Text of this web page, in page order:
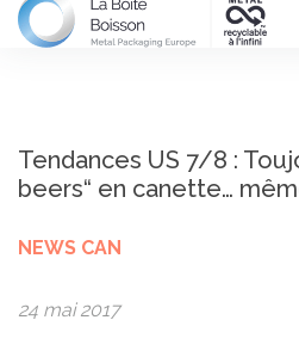
Tendances US 7/8 :
beers“ en canette…
NEWS CAN
24 mai 2017